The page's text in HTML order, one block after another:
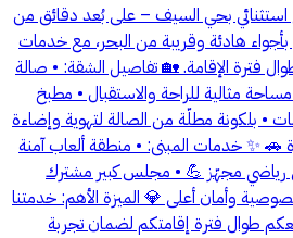
استثنائي بحي السيف – على بُعد دقائق من
هادئة وقريبة من البحر، مع خدمات
فترة الإقامة. 🏡 تفاصيل الشقة: • صالة
مثالية للراحة والاستقبال • مطبخ
غرف نوم • 2 حمّامات • بلكونة مطلّة من الصالة لتهوية وإضاءة
✨ خدمات المبنى: • منطقة ألعاب آمنة
رياضي مجهّز 💪 • مجلس كبير مشترك
وأمان أعلى 💎 الميزة الأهم: خدمتنا
طوال فترة إقامتكم لضمان تجربة